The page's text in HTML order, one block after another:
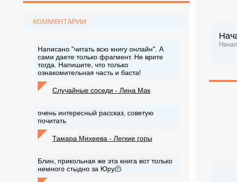
КОММЕНТАРИИ
Написано "читать всю книгу онлайн". А
сами даете только фрагмент. Не врите
тогда. Напишите, что только
ознакомительная часть и баста!
Случайные соседи - Лина Мак
очень интересный рассказ, советую
почитать
Тамара Михеева - Легкие горы
Блин, прикольная же эта книга вот только
немного стыдно за Юру🫠